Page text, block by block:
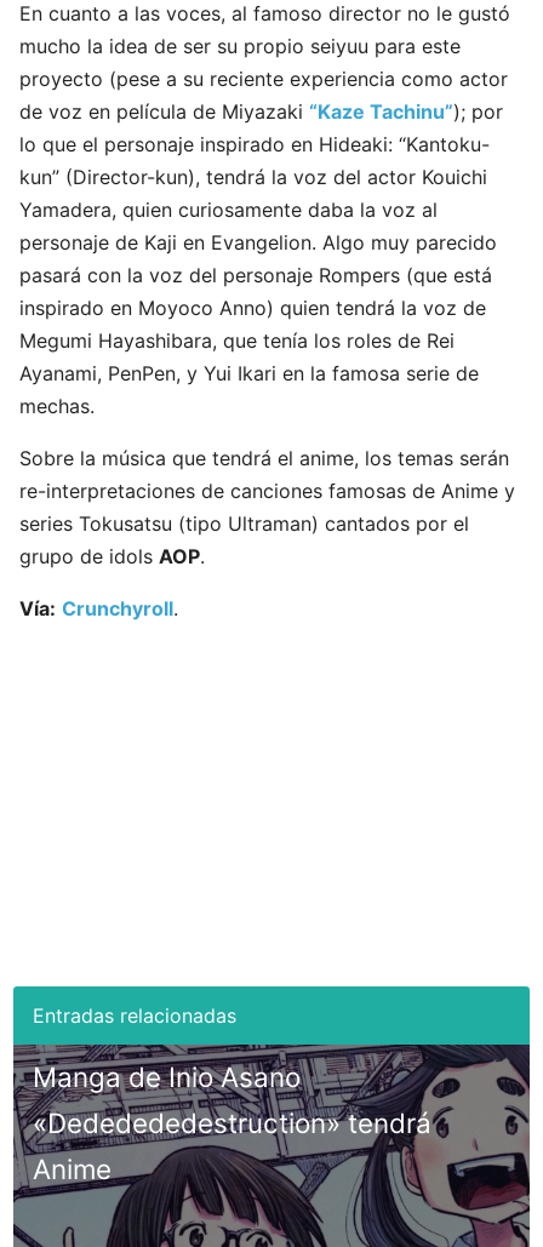
En cuanto a las voces, al famoso director no le gustó
mucho la idea de ser su propio seiyuu para este
proyecto (pese a su reciente experiencia como actor
de voz en película de Miyazaki “Kaze Tachinu”); por
lo que el personaje inspirado en Hideaki: “Kantoku-
kun” (Director-kun), tendrá la voz del actor Kouichi
Yamadera, quien curiosamente daba la voz al
personaje de Kaji en Evangelion. Algo muy parecido
pasará con la voz del personaje Rompers (que está
inspirado en Moyoco Anno) quien tendrá la voz de
Megumi Hayashibara, que tenía los roles de Rei
Ayanami, PenPen, y Yui Ikari en la famosa serie de
mechas.
Sobre la música que tendrá el anime, los temas serán
re-interpretaciones de canciones famosas de Anime y
series Tokusatsu (tipo Ultraman) cantados por el
grupo de idols AOP.
Vía: Crunchyroll.
Manga de Inio Asano
«Dededededestruction» tendrá
Anime